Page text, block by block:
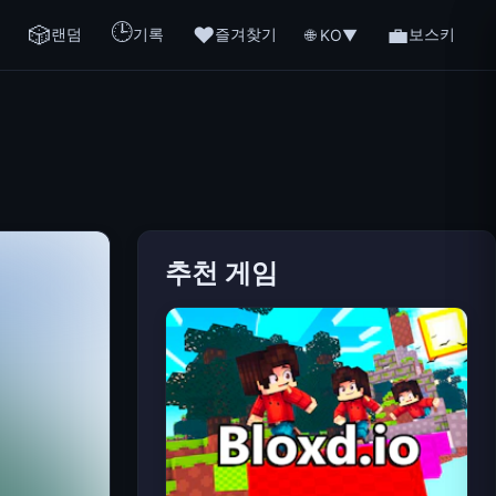
🎲랜덤 🕒기록 ❤️즐겨찾기 🌐 KO▼ 💼보스키
추천 게임